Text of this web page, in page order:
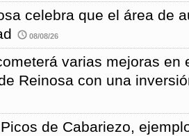
celebra que el área de
08/08/26
varias mejoras en
Reinosa con una
de Cabariezo,